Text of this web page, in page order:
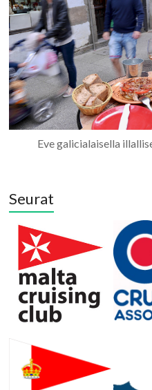
Eve galicialaisella
Seurat